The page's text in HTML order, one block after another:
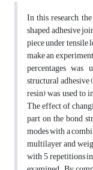
In this research,
shaped adhesive
piece under
make an
percentages was
structural adhesive
resin) was used to
The effect of
part on the bond
modes with a
multilayer and
with 5 repetitions